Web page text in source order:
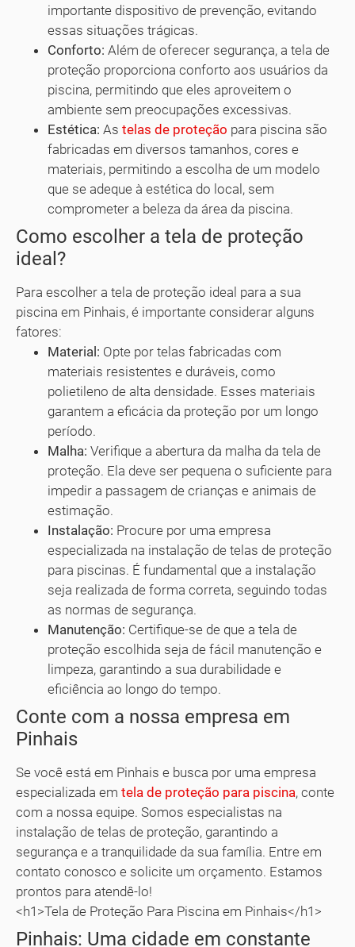
importante dispositivo de prevenção, evitando
essas situações trágicas.
Conforto: Além de oferecer segurança, a tela de
proteção proporciona conforto aos usuários da
piscina, permitindo que eles aproveitem o
ambiente sem preocupações excessivas.
Estética: As telas de proteção para piscina são
fabricadas em diversos tamanhos, cores e
materiais, permitindo a escolha de um modelo
que se adeque à estética do local, sem
comprometer a beleza da área da piscina.
Como escolher a tela de proteção
ideal?
Para escolher a tela de proteção ideal para a sua
piscina em Pinhais, é importante considerar alguns
fatores:
Material: Opte por telas fabricadas com
materiais resistentes e duráveis, como
polietileno de alta densidade. Esses materiais
garantem a eficácia da proteção por um longo
período.
Malha: Verifique a abertura da malha da tela de
proteção. Ela deve ser pequena o suficiente para
impedir a passagem de crianças e animais de
estimação.
Instalação: Procure por uma empresa
especializada na instalação de telas de proteção
para piscinas. É fundamental que a instalação
seja realizada de forma correta, seguindo todas
as normas de segurança.
Manutenção: Certifique-se de que a tela de
proteção escolhida seja de fácil manutenção e
limpeza, garantindo a sua durabilidade e
eficiência ao longo do tempo.
Conte com a nossa empresa em
Pinhais
Se você está em Pinhais e busca por uma empresa
especializada em tela de proteção para piscina, conte
com a nossa equipe. Somos especialistas na
instalação de telas de proteção, garantindo a
segurança e a tranquilidade da sua família. Entre em
contato conosco e solicite um orçamento. Estamos
prontos para atendê-lo!
<h1>Tela de Proteção Para Piscina em Pinhais</h1>
Pinhais: Uma cidade em constante